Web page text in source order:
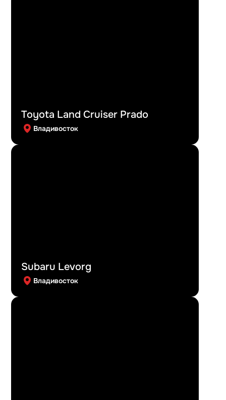
Toyota Land Cruiser Prado
Владивосток
Subaru Levorg
Владивосток